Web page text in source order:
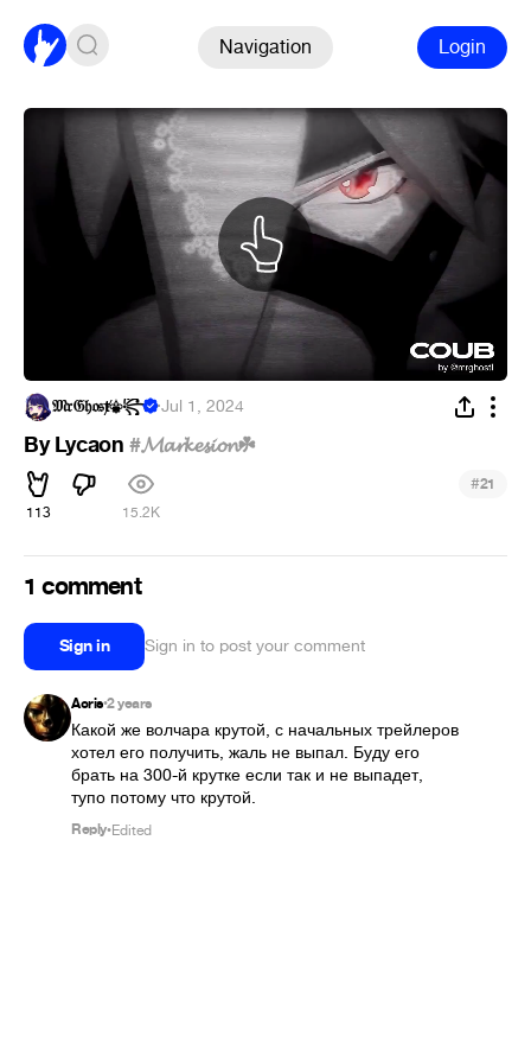
Navigation Login
𝔐𝔯𝔊𝔥𝔬𝔰ⱦ⚜︎꧂ ·Jul 1, 2024
By Lycaon #𝓜𝓪𝓻𝓴𝓮𝓼𝓲𝓸𝓷☘
113 15.2K
#21
1 comment
Sign in Sign in to post your comment
Acris•2 years
Какой же волчара крутой, с начальных трейлеров
хотел его получить, жаль не выпал. Буду его
брать на 300-й крутке если так и не выпадет,
тупо потому что крутой.
Reply•Edited